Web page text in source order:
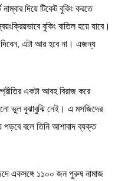
নাম্বার দিয়ে টিকেট বুকিং করতে
বুকিং বাতিল হয়ে যাবে।
দিবেন, এটা আর হবে না। এজন্য
একটা আবহ বিরাজ করে
ভুল বুঝাবুঝি নেই। এ মসজিদের
পড়বে বলে তিনি আশাবাদ ব্যক্ত
একসঙ্গে ১১০০ জন পুরুষ নামাজ